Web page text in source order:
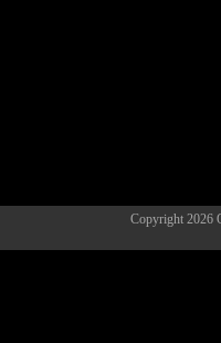
Copyright 2026